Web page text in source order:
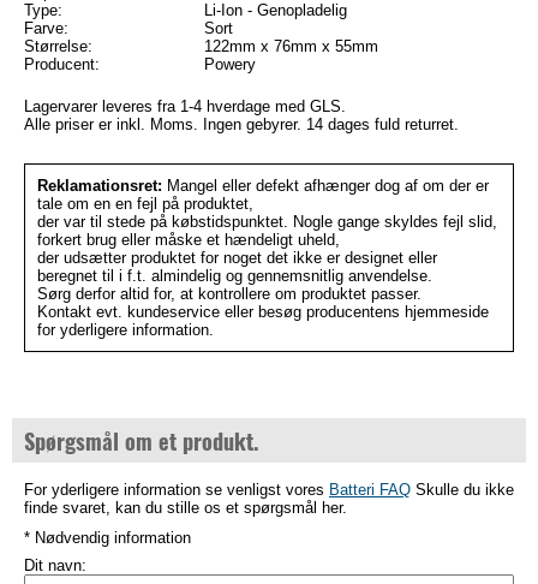
Type:
Li-Ion - Genopladelig
Farve:
Sort
Størrelse:
122mm x 76mm x 55mm
Producent:
Powery
Lagervarer leveres fra 1-4 hverdage med GLS.
Alle priser er inkl. Moms. Ingen gebyrer. 14 dages fuld returret.
Reklamationsret: Mangel eller defekt afhænger dog af om der er
tale om en en fejl på produktet,
der var til stede på købstidspunktet. Nogle gange skyldes fejl slid,
forkert brug eller måske et hændeligt uheld,
der udsætter produktet for noget det ikke er designet eller
beregnet til i f.t. almindelig og gennemsnitlig anvendelse.
Sørg derfor altid for, at kontrollere om produktet passer.
Kontakt evt. kundeservice eller besøg producentens hjemmeside
for yderligere information.
Spørgsmål om et produkt.
For yderligere information se venligst vores Batteri FAQ Skulle du ikke
finde svaret, kan du stille os et spørgsmål her.
* Nødvendig information
Dit navn: